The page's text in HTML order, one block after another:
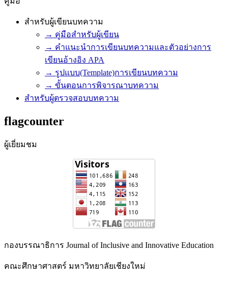
สำหรับผู้เขียนบทความ
→ คู่มือสำหรับผู้เขียน
→ คำแนะนำการเขียนบทความและตัวอย่างการ
เขียนอ้างอิง APA
→ รูปแบบ(Template)การเขียนบทความ
→ ขั้นตอนการพิจารณาบทความ
สำหรับผู้ตรวจสอบบทความ
flagcounter
ผู้เยี่ยมชม
กองบรรณาธิการ Journal of Inclusive and Innovative Education
คณะศึกษาศาสตร์ มหาวิทยาลัยเชียงใหม่